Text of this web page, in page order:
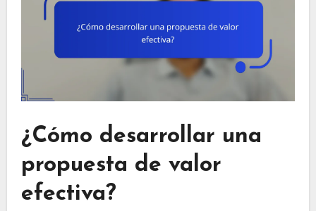
¿Cómo desarrollar una
propuesta de valor
efectiva?